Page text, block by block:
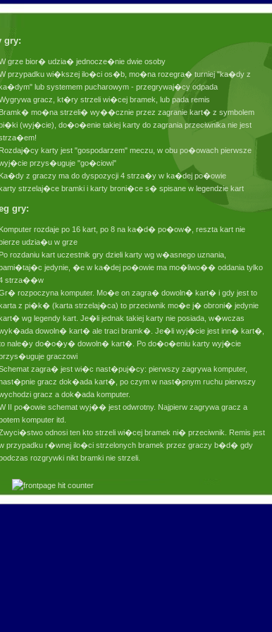
gry:
grze bior� udzia� jednocze�nie dwie osoby
przypadku wi�kszej ilo�ci os�b, mo�na rozegra� turniej "ka�dy z
lub systemem pucharowym - przegrywaj�cy odpada
gracz, kt�ry strzeli wi�cej bramek, lub pada remis
Bramk� mo�na strzeli� wy��cznie przez zagranie kart� z symbolem
(wyj�cie), do�o�enie takiej karty do zagrania przeciwnika nie jest
Rozdaj�cy karty jest "gospodarzem" meczu, w obu po�owach pierwsze
przys�uguje "go�ciowi"
Ka�dy z graczy ma do dyspozycji 4 strza�y w ka�dej po�owie
strzelaj�ce bramki i karty broni�ce s� spisane w legendzie kart
gry:
Komputer rozdaje po 16 kart, po 8 na ka�d� po�ow�, reszta kart nie
udzia�u w grze
Po rozdaniu kart uczestnik gry dzieli karty wg w�asnego uznania,
jedynie, �e w ka�dej po�owie ma mo�liwo�� oddania tylko
strza��w
rozpoczyna komputer. Mo�e on zagra� dowoln� kart� i gdy jest to
z pi�k� (karta strzelaj�ca) to przeciwnik mo�e j� obroni� jedynie
wg legendy kart. Je�li jednak takiej karty nie posiada, w�wczas
dowoln� kart� ale traci bramk�. Je�li wyj�cie jest inn� kart�,
nale�y do�o�y� dowoln� kart�. Po do�o�eniu karty wyj�cie
graczowi
zagra� jest wi�c nast�puj�cy: pierwszy zagrywa komputer,
gracz dok�ada kart�, po czym w nast�pnym ruchu pierwszy
gracz a dok�ada komputer.
II po�owie schemat wyj�� jest odwrotny. Najpierw zagrywa gracz a
komputer itd.
odnosi ten kto strzeli wi�cej bramek ni� przeciwnik. Remis jest
przypadku r�wnej ilo�ci strzelonych bramek przez graczy b�d� gdy
rozgrywki nikt bramki nie strzeli.